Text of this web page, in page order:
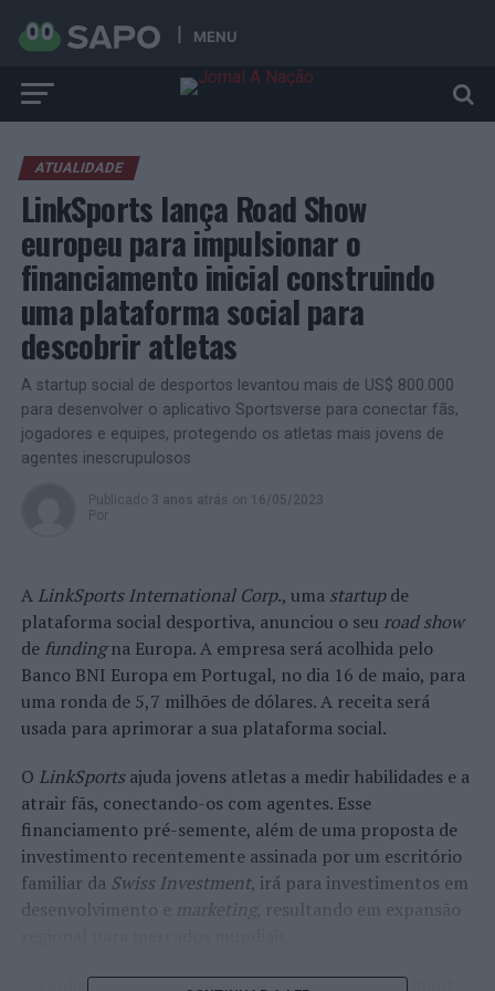
MENU
ATUALIDADE
LinkSports lança Road Show
europeu para impulsionar o
financiamento inicial construindo
uma plataforma social para
descobrir atletas
A startup social de desportos levantou mais de US$ 800.000
para desenvolver o aplicativo Sportsverse para conectar fãs,
jogadores e equipes, protegendo os atletas mais jovens de
agentes inescrupulosos
Publicado 3 anos atrás on 16/05/2023
Por
A LinkSports International Corp., uma startupde
plataforma social desportiva, anunciou o seu road show
de fundingna Europa. A empresa será acolhida pelo
Banco BNI Europa em Portugal, no dia 16 de maio, para
uma ronda de 5,7 milhões de dólares. A receita será
usada para aprimorar a sua plataforma social.
O LinkSportsajuda jovens atletas a medir habilidades e a
atrair fãs, conectando-os com agentes. Esse
financiamento pré-semente, além de uma proposta de
investimento recentemente assinada por um escritório
familiar da Swiss Investment, irá para investimentos em
desenvolvimento e marketing, resultando em expansão
“O aplicativoSportsverseé uma ponte entre os amantes